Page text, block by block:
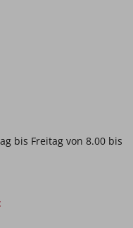
bestellten
zugesandt. Bei
wird der
Ihrem Konto
erhalten Sie
Vertrag
oft Sie unser
bis Freitag von 8.00 bis